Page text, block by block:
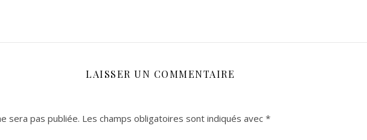
LAISSER UN COMMENTAIRE
sera pas publiée. Les champs obligatoires sont indiqués avec *